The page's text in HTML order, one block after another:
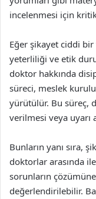
incelenmesi için
Eğer şikayet ciddi
yeterliliği ve etik
doktor hakkında
süreci, meslek
yürütülür. Bu süreç,
verilmesi veya uyarı
Bunların yanı sıra,
doktorlar arasında
sorunların
değerlendirilebilir.